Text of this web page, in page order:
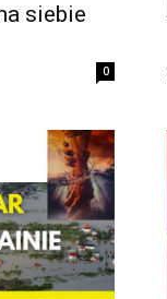
siebie
0